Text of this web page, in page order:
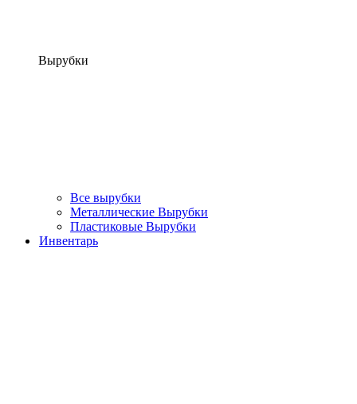
Вырубки
Все вырубки
Металлические Вырубки
Пластиковые Вырубки
Инвентарь